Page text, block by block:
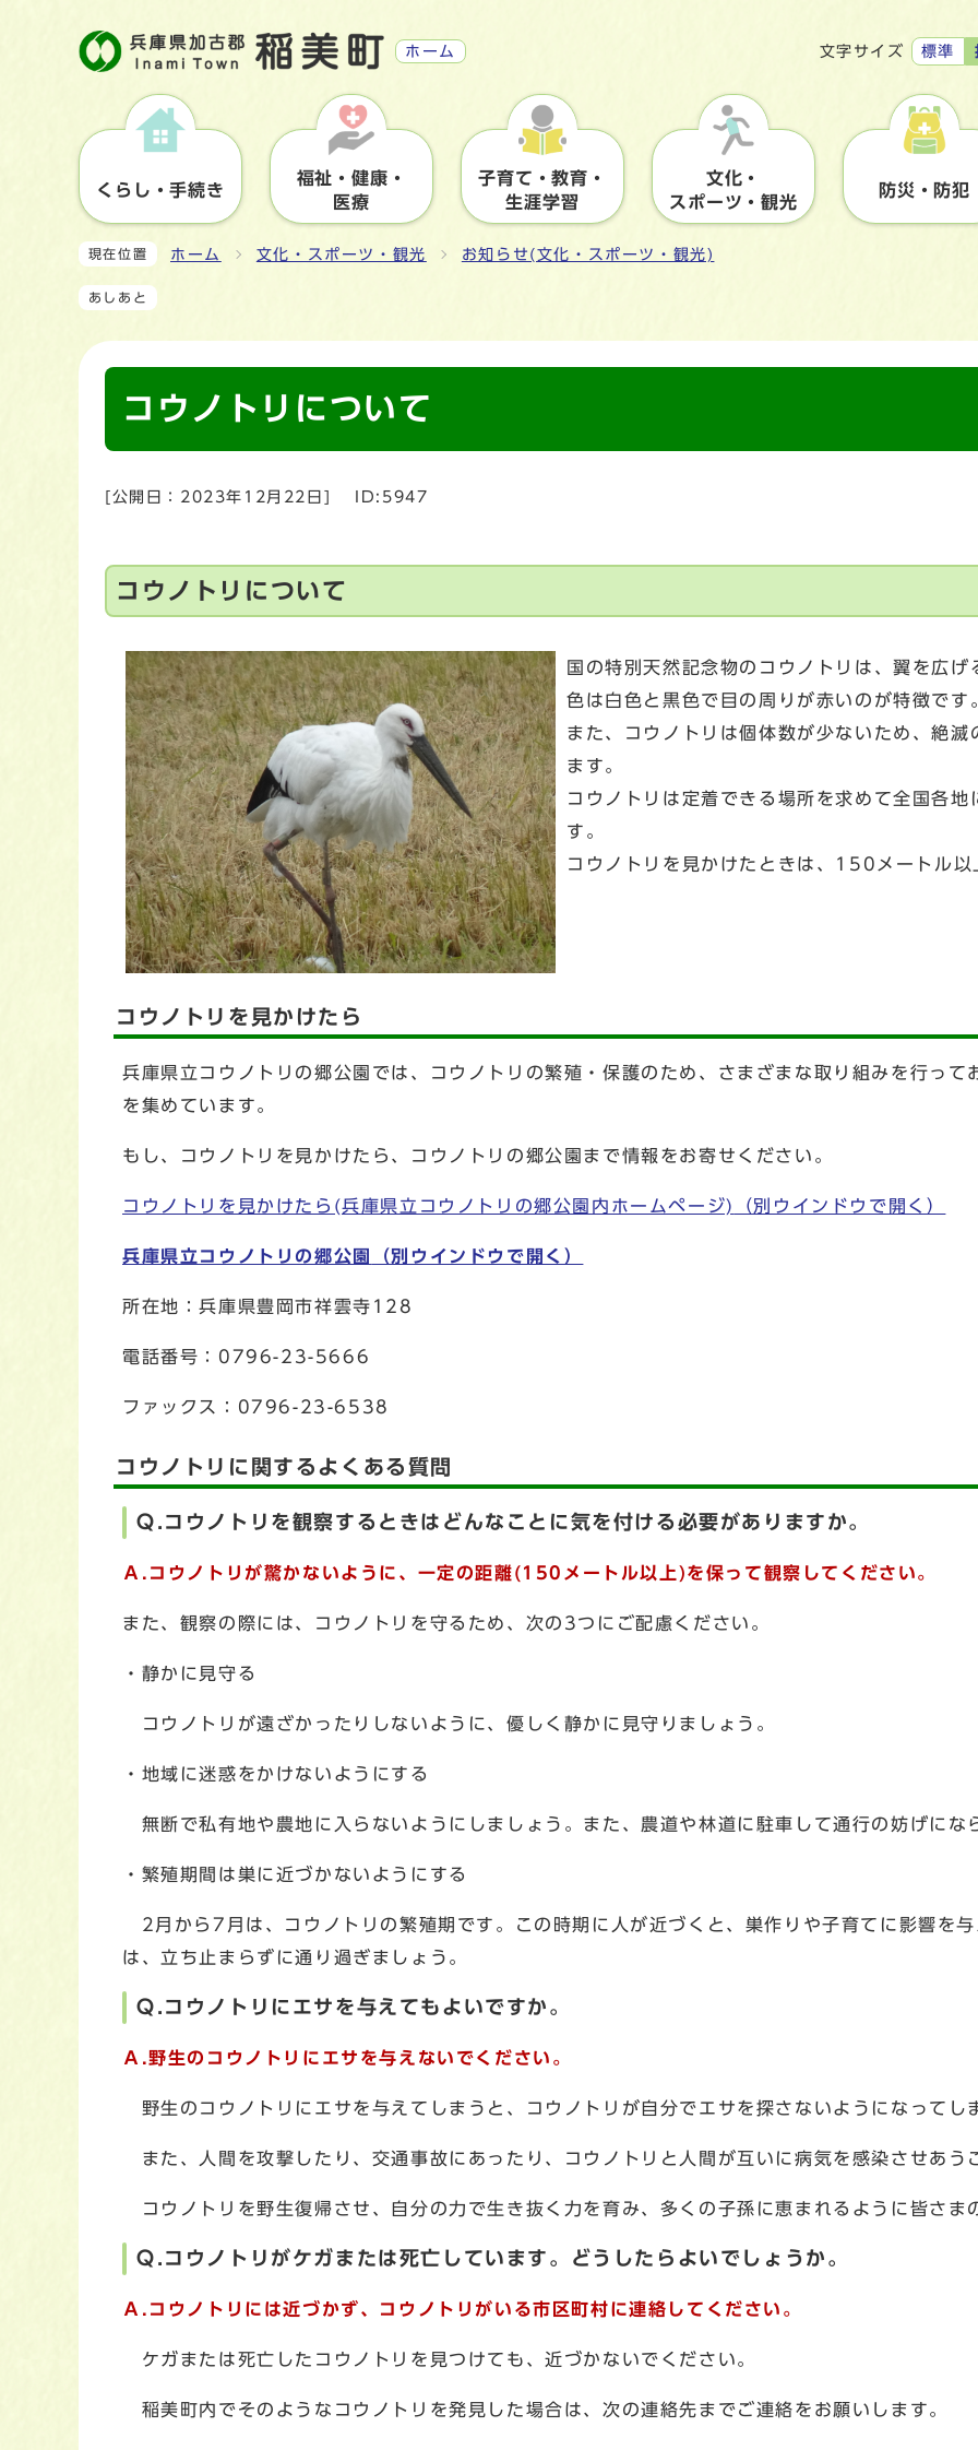
ホーム 文字サイズ 標準
くらし・手続き
福祉・健康・
医療
子育て・教育・
生涯学習
文化・
スポーツ・観光
防災・防犯
現在位置 ホーム 文化・スポーツ・観光 お知らせ(文化・スポーツ・観光)
あしあと
コウノトリについて
[公開日： 2023年12月22日 ID:5947
コウノトリについて
国の特別天然記念物のコウノトリは、翼を広
色は白色と黒色で目の周りが赤いのが特徴です
また、コウノトリは個体数が少ないため、絶
ます。
コウノトリは定着できる場所を求めて全国各
す。
コウノトリを見かけたときは、150メートル
コウノトリを見かけたら
兵庫県立コウノトリの郷公園では、コウノトリの繁殖・保護のため、さまざまな取り組みを行っ
を集めています。
もし、コウノトリを見かけたら、コウノトリの郷公園まで情報をお寄せください。
コウノトリを見かけたら(兵庫県立コウノトリの郷公園内ホームページ) （別ウインドウで開く）
兵庫県立コウノトリの郷公園 （別ウインドウで開く）
所在地：兵庫県豊岡市祥雲寺128
電話番号：0796-23-5666
ファックス：0796-23-6538
コウノトリに関するよくある質問
Ｑ.コウノトリを観察するときはどんなことに気を付ける必要がありますか。
Ａ. コウノトリが驚かないように、一定の距離(150メートル以上)を保って観察してください。
また、観察の際には、コウノトリを守るため、次の3つにご配慮ください。
・静かに見守る
コウノトリが遠ざかったりしないように、優しく静かに見守りましょう。
・地域に迷惑をかけないようにする
無断で私有地や農地に入らないようにしましょう。また、農道や林道に駐車して通行の妨げにな
・繁殖期間は巣に近づかないようにする
2月から7月は、コウノトリの繁殖期です。この時期に人が近づくと、巣作りや子育てに影響を
は、立ち止まらずに通り過ぎましょう。
Ｑ.コウノトリにエサを与えてもよいですか。
Ａ.野生のコウノトリにエサを与えないでください。
野生のコウノトリにエサを与えてしまうと、コウノトリが自分でエサを探さないようになってし
また、人間を攻撃したり、交通事故にあったり、コウノトリと人間が互いに病気を感染させあう
コウノトリを野生復帰させ、自分の力で生き抜く力を育み、多くの子孫に恵まれるように皆さま
Ｑ.コウノトリがケガまたは死亡しています。どうしたらよいでしょうか。
Ａ.コウノトリには近づかず、コウノトリがいる市区町村に連絡してください。
ケガまたは死亡したコウノトリを見つけても、近づかないでください。
稲美町内でそのようなコウノトリを発見した場合は、次の連絡先までご連絡をお願いします。